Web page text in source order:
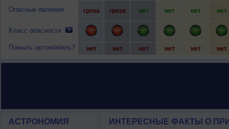
Опасные явления
Класс опасности
Помыть автомобиль?
гроза
нет
гроза
нет
нет
нет
нет
нет
нет
нет
нет
нет
АСТРОНОМИЯ ИНТЕРЕСНЫЕ ФАКТЫ О